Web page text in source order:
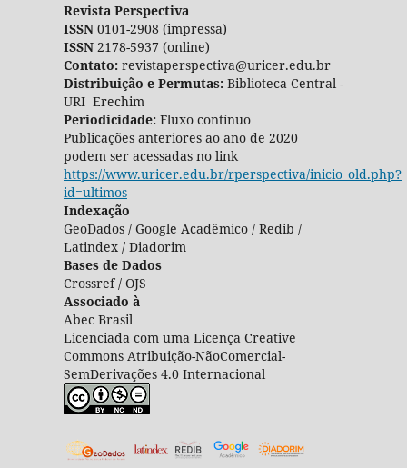
Revista Perspectiva
ISSN0101-2908 (impressa)
ISSN2178-5937 (online)
Contato:revistaperspectiva@uricer.edu.br
Distribuição e Permutas: Biblioteca Central -
URI Erechim
Periodicidade: Fluxo contínuo
Publicações anteriores ao ano de 2020
podem ser acessadas no link
https://www.uricer.edu.br/rperspectiva/inicio_old.php?
id=ultimos
Indexação
GeoDados / Google Acadêmico / Redib /
Latindex / Diadorim
Bases de Dados
Crossref / OJS
Associado à
Abec Brasil
Licenciada com uma Licença Creative
Commons Atribuição-NãoComercial-
SemDerivações 4.0 Internacional